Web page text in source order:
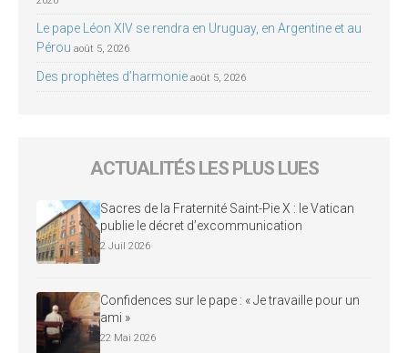
Le pape Léon XIV se rendra en Uruguay, en Argentine et au
Pérou août 5, 2026
Des prophètes d’harmonie août 5, 2026
ACTUALITÉS LES PLUS LUES
Sacres de la Fraternité Saint-Pie X : le Vatican
publie le décret d’excommunication
2 Juil 2026
Confidences sur le pape : « Je travaille pour un
ami »
22 Mai 2026